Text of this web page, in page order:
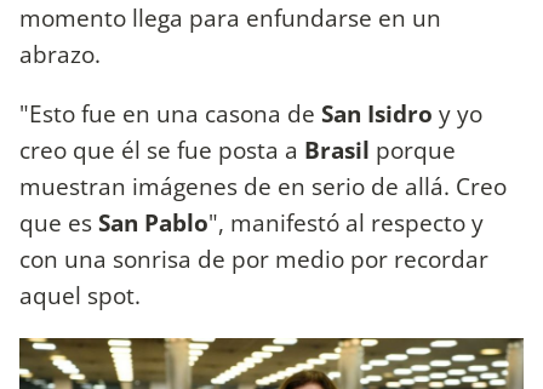
momento llega para enfundarse en un
abrazo.
"Esto fue en una casona de San Isidro y yo
creo que él se fue posta a Brasil porque
muestran imágenes de en serio de allá. Creo
que esSan Pablo", manifestó al respecto y
con una sonrisa de por medio por recordar
aquel spot.